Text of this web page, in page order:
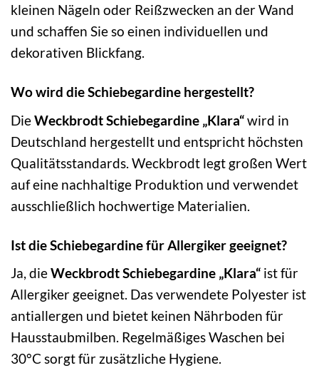
kleinen Nägeln oder Reißzwecken an der Wand
und schaffen Sie so einen individuellen und
dekorativen Blickfang.
Wo wird die Schiebegardine hergestellt?
DieWeckbrodt Schiebegardine „Klara“wird in
Deutschland hergestellt und entspricht höchsten
Qualitätsstandards. Weckbrodt legt großen Wert
auf eine nachhaltige Produktion und verwendet
ausschließlich hochwertige Materialien.
Ist die Schiebegardine für Allergiker geeignet?
Ja, dieWeckbrodt Schiebegardine „Klara“ ist für
Allergiker geeignet. Das verwendete Polyester ist
antiallergen und bietet keinen Nährboden für
Hausstaubmilben. Regelmäßiges Waschen bei
30°C sorgt für zusätzliche Hygiene.